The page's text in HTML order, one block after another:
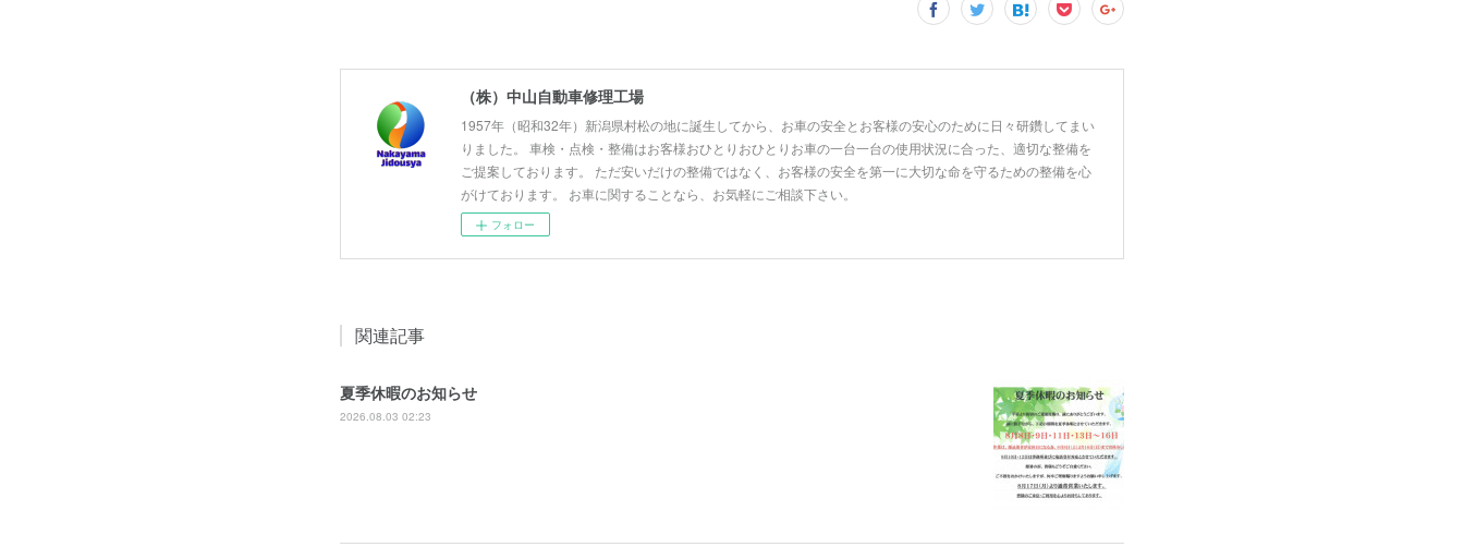
（株）中山自動車修理工場
1957年（昭和32年）新潟県村松の地に誕生してから、お車の安全とお客様の安心のために日々研鑽してまい
りました。 車検・点検・整備はお客様おひとりおひとりお車の一台一台の使用状況に合った、適切な整備を
ご提案しております。 ただ安いだけの整備ではなく、お客様の安全を第一に大切な命を守るための整備を心
がけております。 お車に関することなら、お気軽にご相談下さい。
フォロー
関連記事
夏季休暇のお知らせ
2026.08.03 02:23